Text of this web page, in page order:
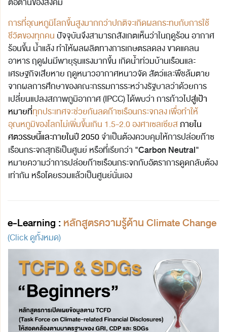
การที่อุณหภูมิโลกขึ้นสูงมากกว่าปกติจะเกิดผลกระทบกับการใช้
ชีวิตของทุกคน ปัจจุบันจึงสามารถสังเกตเห็นว่าในฤดูร้อน อากาศ
ร้อนขึ้น น้ำแล้ง ทำให้ผลผลิตทางการเกษตรลดลง ขาดแคลน
อาหาร ฤดูฝนมีพายุรุนแรงมากขึ้น เกิดน้ำท่วมบ้านเรือนและ
เศรษฐกิจเสียหาย ฤดูหนาวอากาศหนาวจัด สัตว์และพืชล้มตาย
จากผลการศึกษาของคณะกรรมการระหว่างรัฐบาลว่าด้วยการ
เปลี่ยนแปลงสภาพภูมิอากาศ (IPCC) ได้พบว่า การก้าวไปสู่เป้า
หมายที่ทุกประเทศจะช่วยกันลดก๊าซเรือนกระจกลง เพื่อทำให้
อุณหภูมิของโลกไม่เพิ่มขึ้นเกิน 1.5-2.0 องศาเซลเซียสภายใน
ศตวรรษนี้และภายในปี 2050จำเป็นต้องควบคุมให้การปล่อยก๊าซ
เรือนกระจกสุทธิเป็นศูนย์ หรือที่เรียกว่า "Carbon Neutral"
หมายความว่าการปล่อยก๊าซเรือนกระจกกับอัตราการดูดกลับต้อง
เท่ากัน หรือโดยรวมแล้วเป็นศูนย์นั่นเอง
e-Learning : หลักสูตรความรู้ด้านClimate Change
(Click ดูทั้งหมด)